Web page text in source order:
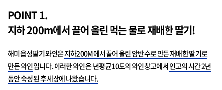
POINT 1.
지하 200m에서 끌어 올린 먹는 물로 재배한 딸기!
해미읍성딸기 와인은지하200M에서 끌어 올린 암반수로 만든 재배한 딸기로
만든 와인입니다. 이러한 와인은 년평균 10도의 와인창고에서인고의 시간 2년
동안 숙성된 후 세상에 나왔습니다.